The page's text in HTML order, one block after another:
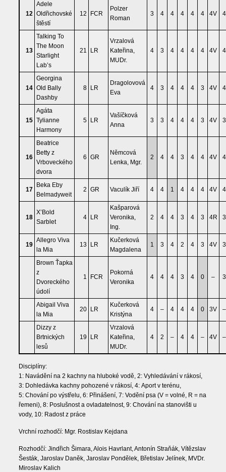
12
Adele
Oldřichovské
štěstí
12 FCR
Polzer
Roman
3 4 4 4 4 4 4V 4
13
Talking To
The Moon
Starlight
Lab’s
21 LR
Vrzalová
Kateřina,
MUDr.
4 3 4 4 4 4 4V 4
14
Georgina
Old Bally
Dashby
8 LR
Dragolovová
Eva
4 3 4 4 4 3 4V 4
15
Agáta
Tylianne
Harmony
5 LR
Vašíčková
Anna
3 3 4 4 4 3 4V 3
16
Beatrice
Betty z
Vrboveckého
dvora
6 GR
Němcová
Lenka, Mgr.
2 4 4 3 4 4 4V 4
17
Beka Eby
Belmadyweit
2 GR Vaculík Jiří 4 4 1 4 4 4 4V 4
18
X’Bold
Sarblet
4 LR
Kašparová
Veronika,
Ing.
2 4 4 3 4 3 4R 3
19
Allegro Viva
la Mia
13 LR
Kučerková
Magdalena
1 3 4 2 4 3 4V 3
Brown Ťapka
z
Dvoreckého
údolí
1 FCR
Pokorná
Veronika
4 4 4 3 4 0 – 3
Abigail Viva
la Mia
20 LR
Kučerková
Kristýna
4 – 4 4 4 0 3V –
Dizzy z
Brtnických
lesů
19 LR
Vrzalová
Kateřina,
MUDr.
4 2 – 4 4 – 4V –
Disciplíny:
1: Navádění na 2 kachny na hluboké vodě, 2: Vyhledávání v rákosí,
3: Dohledávka kachny pohozené v rákosí, 4: Aport v terénu,
5: Chování po výstřelu, 6: Přinášení, 7: Vodění psa (V = volné, R = na
řemeni), 8: Poslušnost a ovladatelnost, 9: Chování na stanovišti u
vody, 10: Radost z práce
Vrchní rozhodčí: Mgr. Rostislav Kejdana
Rozhodčí: Jindřich Šimara, Alois Havrlant, Antonín Straňák, Vítězslav
Šesták, Jaroslav Daněk, Jaroslav Pondělek, Břetislav Jelínek, MVDr.
Miroslav Kalich